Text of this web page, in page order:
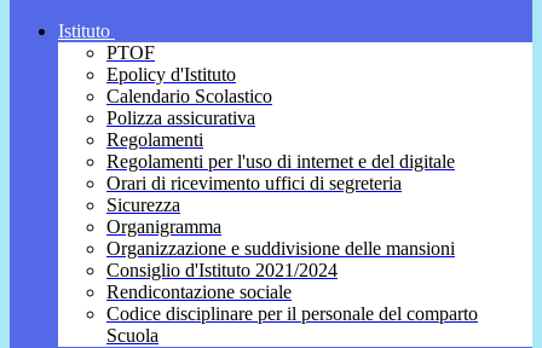
Istituto
PTOF
Epolicy d'Istituto
Calendario Scolastico
Polizza assicurativa
Regolamenti
Regolamenti per l'uso di internet e del digitale
Orari di ricevimento uffici di segreteria
Sicurezza
Organigramma
Organizzazione e suddivisione delle mansioni
Consiglio d'Istituto 2021/2024
Rendicontazione sociale
Codice disciplinare per il personale del comparto
Scuola